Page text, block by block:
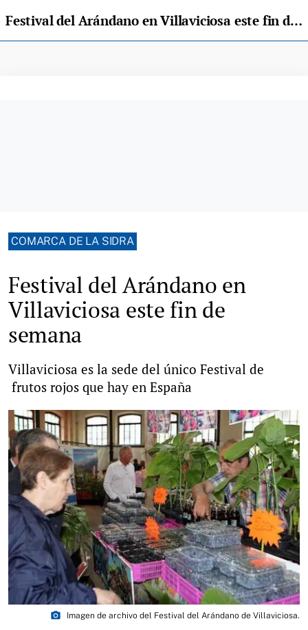
Festival del Arándano en Villaviciosa este fin de semana
COMARCA DE LA SIDRA
Festival del Arándano en
Villaviciosa este fin de
semana
Villaviciosa es la sede del único Festival de
frutos rojos que hay en España
photo_camera Imagen de archivo del Festival del Arándano de Villaviciosa.